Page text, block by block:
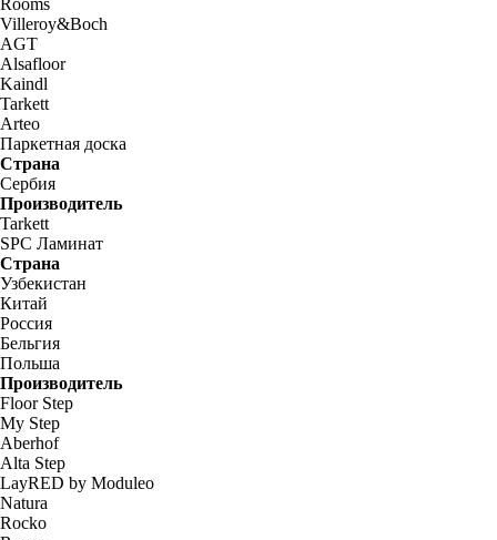
Rooms
Villeroy&Boch
AGT
Alsafloor
Kaindl
Tarkett
Arteo
Паркетная доска
Страна
Сербия
Производитель
Tarkett
SPC Ламинат
Страна
Узбекистан
Китай
Россия
Бельгия
Польша
Производитель
Floor Step
My Step
Aberhof
Alta Step
LayRED by Moduleo
Natura
Rocko